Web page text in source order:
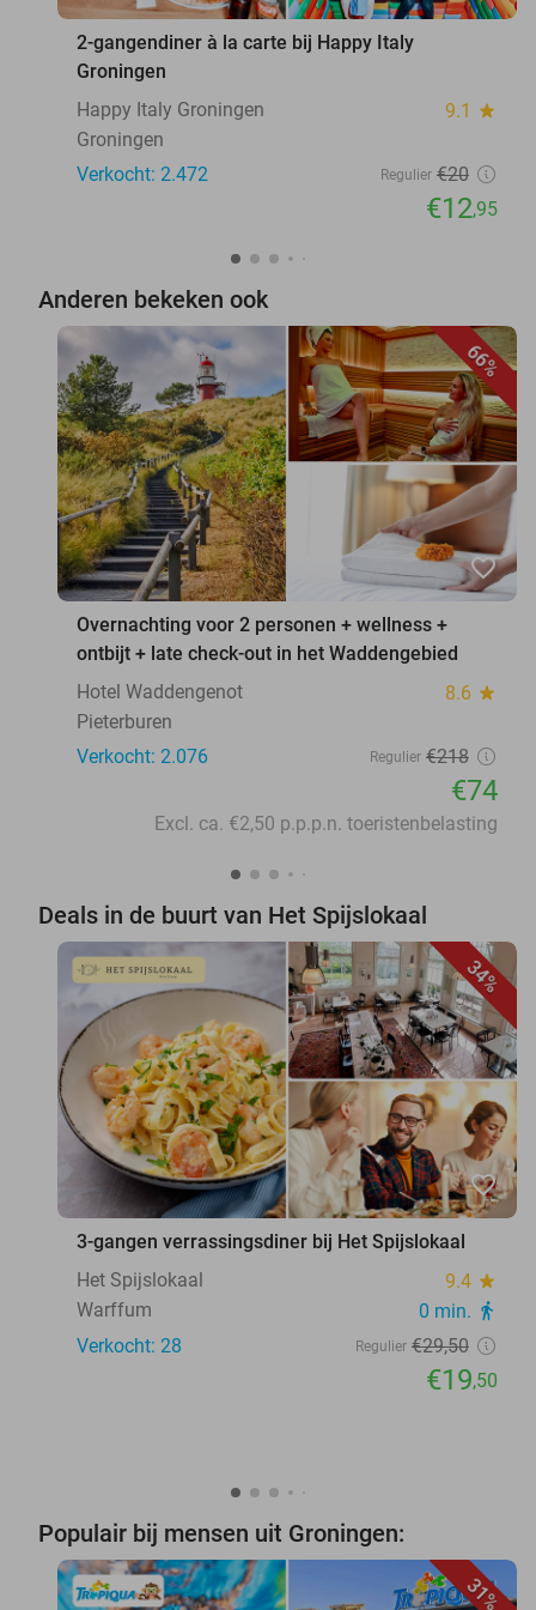
2-gangendiner à la carte bij Happy Italy
Groningen
Happy Italy Groningen
9.1 star
Groningen
Verkocht: 2.472
Regulier €20
€12,95
Anderen bekeken ook
66%
favorite_border
Overnachting voor 2 personen + wellness +
ontbijt + late check-out in het Waddengebied
Hotel Waddengenot
8.6 star
Pieterburen
Verkocht: 2.076
Regulier €218
€74
Excl. ca. €2,50 p.p.p.n. toeristenbelasting
Deals in de buurt van Het Spijslokaal
34%
favorite_border
3-gangen verrassingsdiner bij Het Spijslokaal
Het Spijslokaal
9.4 star
Warffum 0 min. directions_walk
Verkocht: 28 Regulier €29,50
€19,50
Populair bij mensen uit Groningen:
31%